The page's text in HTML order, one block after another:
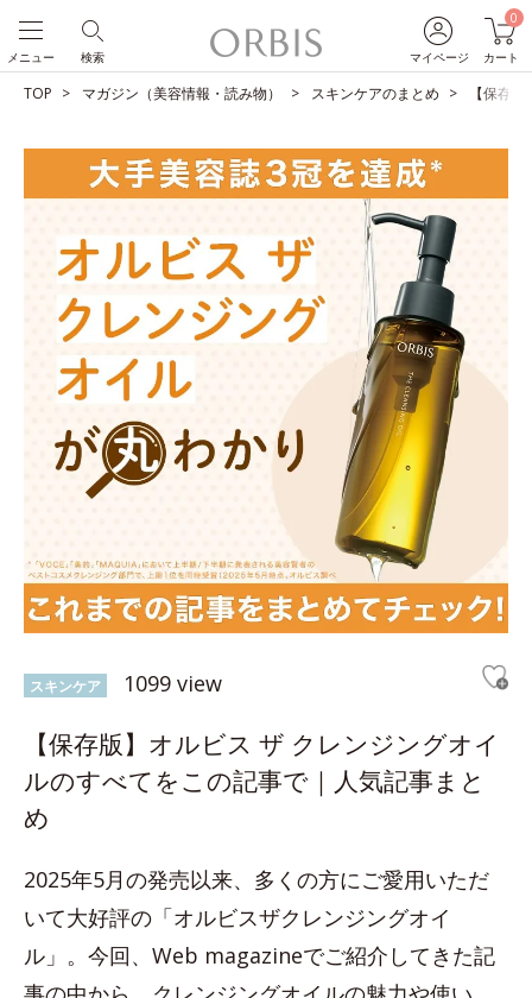
マイページ
0
カート
検索
メニュー
TOP マガジン（美容情報・読み物） スキンケアのまとめ 【保存
スキンケア 1099 view
【保存版】オルビス ザ クレンジングオイ
ルのすべてをこの記事で｜人気記事まと
め
2025年5月の発売以来、多くの方にご愛用いただ
いて大好評の「オルビスザクレンジングオイ
ル」。今回、Web magazineでご紹介してきた記